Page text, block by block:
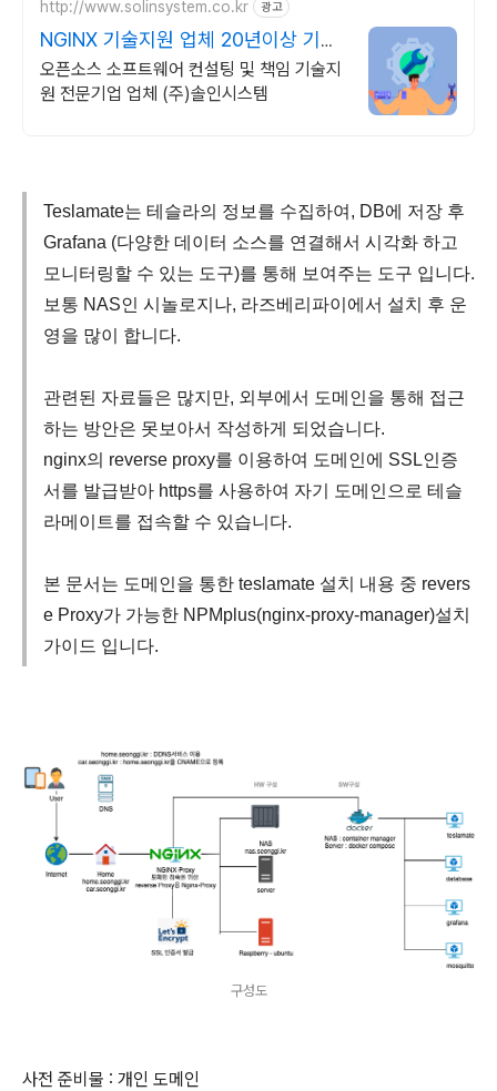
http://www.solinsystem.co.kr 광고
NGINX 기술지원 업체 20년이상 기술
지원 노하우
오픈소스 소프트웨어 컨설팅 및 책임 기술지
원 전문기업 업체 (주)솔인시스템
Teslamate는 테슬라의 정보를 수집하여, DB에 저장 후
Grafana (다양한 데이터 소스를 연결해서 시각화 하고
모니터링할 수 있는 도구)를 통해 보여주는 도구 입니다.
보통 NAS인 시놀로지나, 라즈베리파이에서 설치 후 운
영을 많이 합니다.
관련된 자료들은 많지만, 외부에서 도메인을 통해 접근
하는 방안은 못보아서 작성하게 되었습니다.
nginx의 reverse proxy를 이용하여 도메인에 SSL인증
서를 발급받아 https를 사용하여 자기 도메인으로 테슬
라메이트를 접속할 수 있습니다.
본 문서는 도메인을 통한 teslamate 설치 내용 중 revers
e Proxy가 가능한 NPMplus(nginx-proxy-manager)설치
가이드 입니다.
구성도
사전 준비물 : 개인 도메인